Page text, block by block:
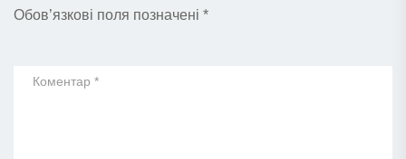
Обов’язкові поля позначені *